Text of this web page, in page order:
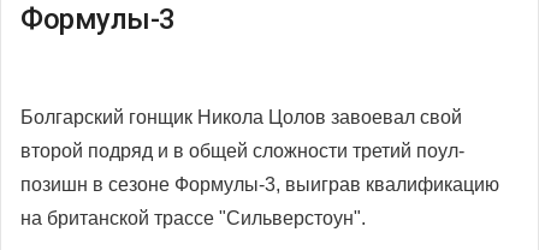
Формулы-3
Болгарский гонщик Никола Цолов завоевал свой
второй подряд и в общей сложности третий поул-
позишн в сезоне Формулы-3, выиграв квалификацию
на британской трассе "Сильверстоун".